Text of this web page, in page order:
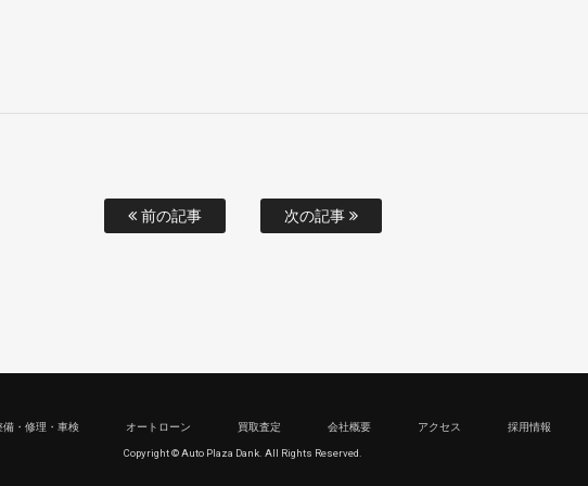
前の記事 次の記事
備・修理・車検 オートローン 買取査定 会社概要 アクセス 採用情報
Copyright © Auto Plaza Dank. All Rights Reserved.